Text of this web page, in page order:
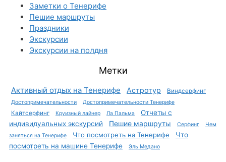
Заметки о Тенерифе
Пешие маршруты
Праздники
Экскурсии
Экскурсии на полдня
Метки
Активный отдых на Тенерифе Астротур Виндсерфинг
Достопримечательности Достопримечательности Тенерифе
Кайтсерфинг Круизный лайнер Ла Пальма
Отчеты с
индивидуальных экскурсий
Пешие маршруты Серфинг
Чем
заняться на Тенерифе
Что посмотреть на Тенерифе
Что
посмотреть на машине Тенерифе
Эль Медано